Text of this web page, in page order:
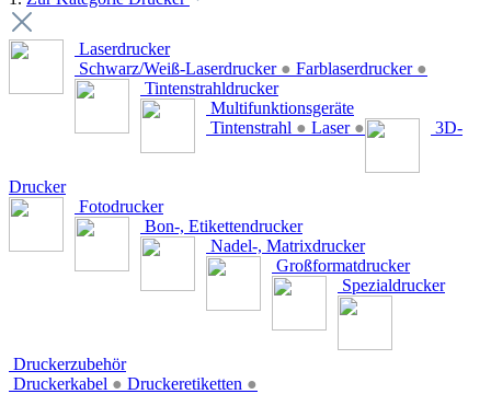
Laserdrucker
Schwarz/Weiß-Laserdrucker ● Farblaserdrucker ●
Tintenstrahldrucker
Multifunktionsgeräte
Tintenstrahl ● Laser ● 3D-
Drucker
Fotodrucker
Bon-, Etikettendrucker
Nadel-, Matrixdrucker
Großformatdrucker
Spezialdrucker
Druckerzubehör
Druckerkabel ● Druckeretiketten ●